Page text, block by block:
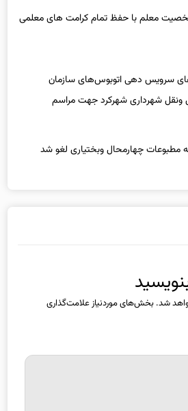
معلم با حفظ تمام کرامت های معلمی
سرویس دهی اتوبوس‌های سازمان
شهرداری شهرکرد جهت مراسم
مطبوعات چهارمحال وبختیاری لغو شد
شد. بخش‌های موردنیاز علامت‌گذاری